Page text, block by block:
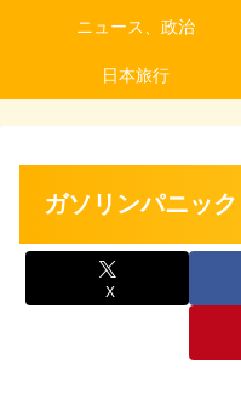
ニュース、政治
日本旅行
ガソリンパニック
X